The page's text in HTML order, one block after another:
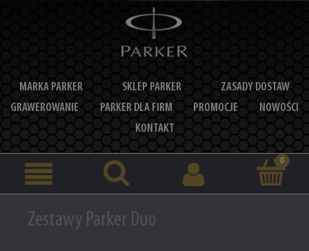
MARKA PARKER SKLEP PARKER
ZASADY DOSTAW
GRAWEROWANIE
PARKER DLA FIRM PROMOCJE
NOWOŚCI
KONTAKT
Zestawy Parker Duo